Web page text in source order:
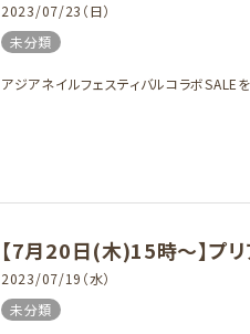
2023/07/23（日）
未分類
アジアネイルフェスティバルコラボ
【7月20日(木)15時～】プ
2023/07/19（水）
未分類